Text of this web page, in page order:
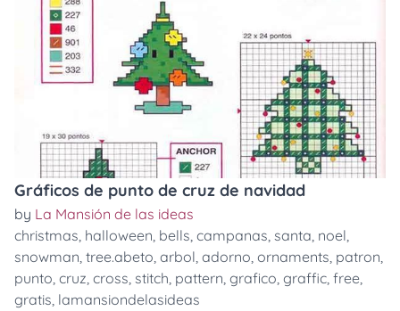
Gráficos de punto de cruz de navidad
by La Mansión de las ideas
christmas, halloween, bells, campanas, santa, noel,
snowman, tree.abeto, arbol, adorno, ornaments, patron,
punto, cruz, cross, stitch, pattern, grafico, graffic, free,
gratis, lamansiondelasideas